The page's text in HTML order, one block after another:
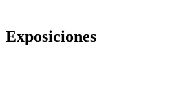
Exposiciones